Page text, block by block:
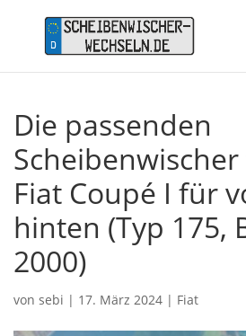
Die passenden
Fiat Coupé I für
hinten (Typ 175,
2000)
von sebi | 17. März 2024 | Fiat